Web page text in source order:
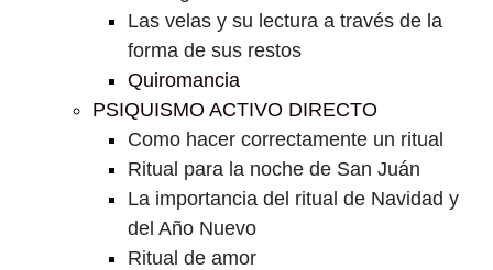
Las velas y su lectura a través de la
forma de sus restos
Quiromancia
PSIQUISMO ACTIVO DIRECTO
Como hacer correctamente un ritual
Ritual para la noche de San Juán
La importancia del ritual de Navidad y
del Año Nuevo
Ritual de amor